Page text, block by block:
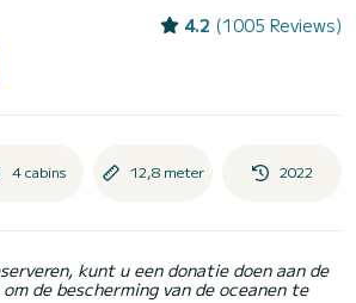
4.2 (1005 Reviews)
4 cabins 12,8 meter 2022
kunt u een donatie doen aan de
de bescherming van de oceanen te